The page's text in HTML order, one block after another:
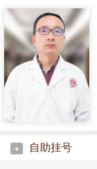
自助挂号